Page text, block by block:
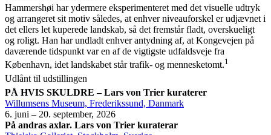
Hammershøi har ydermere eksperimenteret med det visuelle udtryk
og arrangeret sit motiv således, at enhver niveauforskel er udjævnet i
det ellers let kuperede landskab, så det fremstår fladt, overskueligt
og roligt. Han har undladt enhver antydning af, at Kongevejen på
daværende tidspunkt var en af de vigtigste udfaldsveje fra
København, idet landskabet står trafik- og mennesketomt.1
Udlånt til udstillingen
PÅ HVIS SKULDRE – Lars von Trier kuraterer
Willumsens Museum, Frederikssund, Danmark
6. juni – 20. september, 2026
På andras axlar. Lars von Trier kuraterar